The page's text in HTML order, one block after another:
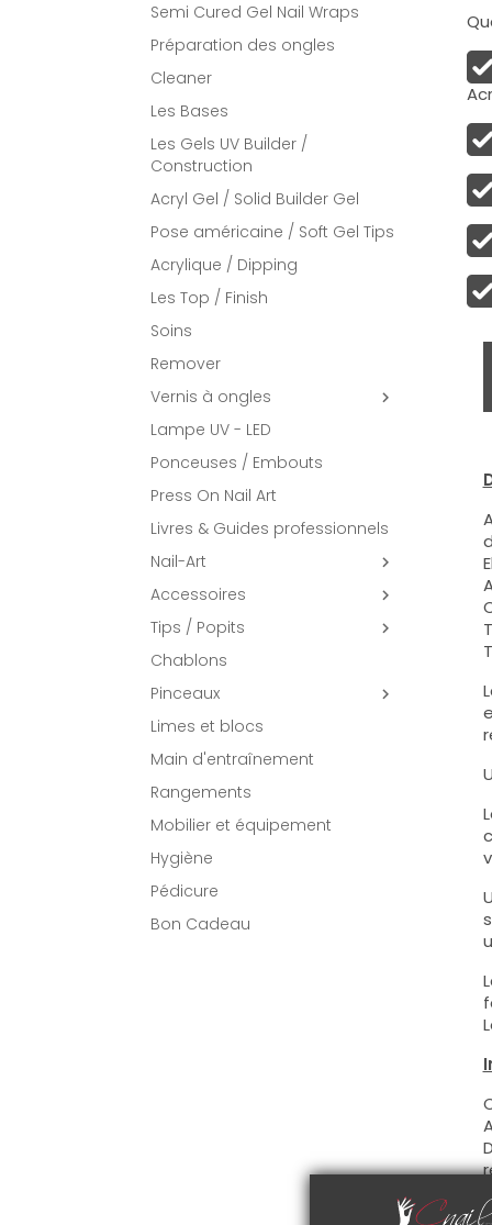
Semi Cured Gel Nail Wraps
Préparation des ongles
Cleaner
Les Bases
Les Gels UV Builder /
Construction
Acryl Gel / Solid Builder Gel
Pose américaine / Soft Gel Tips
Acrylique / Dipping
Les Top / Finish
Soins
Remover
Vernis à ongles

Lampe UV - LED
Ponceuses / Embouts
Press On Nail Art
Livres & Guides professionnels
Nail-Art

Accessoires 
Tips / Popits 
Chablons
Pinceaux

Limes et blocs
Main d'entraînement
Rangements
Mobilier et équipement
Hygiène
Pédicure
Bon Cadeau